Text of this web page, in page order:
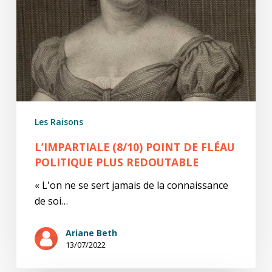
Les Raisons
L’IMPARTIALE (8/10) POINT DE FLÉAU
POLITIQUE PLUS REDOUTABLE
« L'on ne se sert jamais de la connaissance
de soi…
Ariane Beth
13/07/2022